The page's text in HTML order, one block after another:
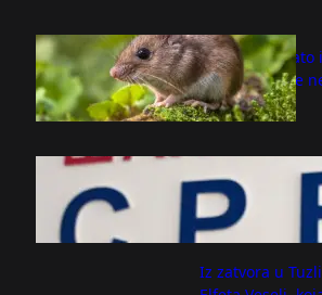
Miš odneo
kamere otkrile
avgust 8, 2026
Šahovski "Meč
mostu između
avgust 8, 2026
Iz zatvora u